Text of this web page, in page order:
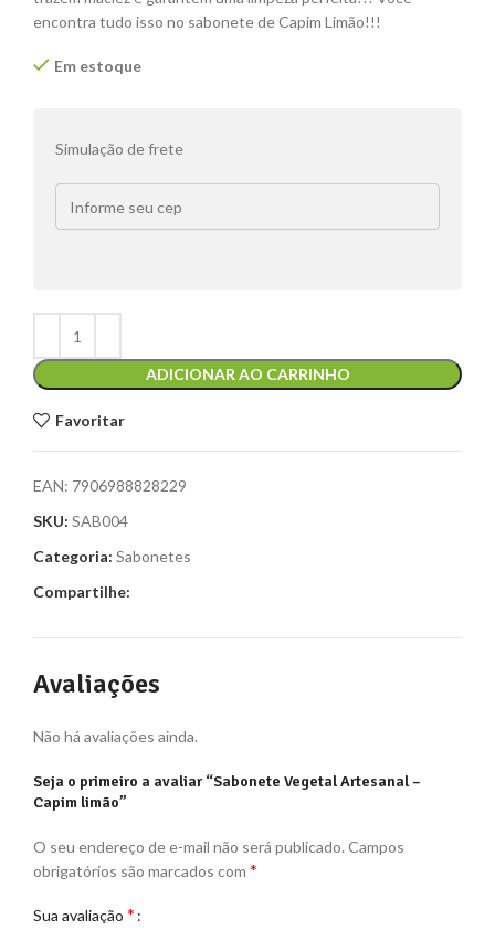
encontra tudo isso no sabonete de Capim Limão!!!
Em estoque
Simulação de frete
ADICIONAR AO CARRINHO
Favoritar
EAN: 7906988828229
SKU: SAB004
Categoria: Sabonetes
Compartilhe:
Avaliações
Não há avaliações ainda.
Seja o primeiro a avaliar “Sabonete Vegetal Artesanal –
Capim limão”
O seu endereço de e-mail não será publicado. Campos
obrigatórios são marcados com *
Sua avaliação *